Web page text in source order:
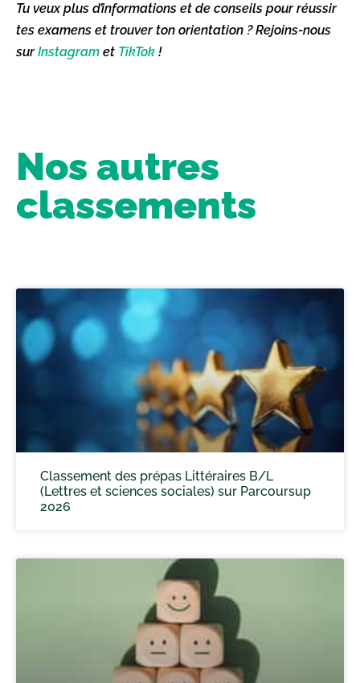
Tu veux plus d’informations et de conseils pour réussir
tes examens et trouver ton orientation ? Rejoins-nous
surInstagram et TikTok !
Nos autres
classements
Classement des prépas Littéraires B/L
(Lettres et sciences sociales) sur Parcoursup
2026